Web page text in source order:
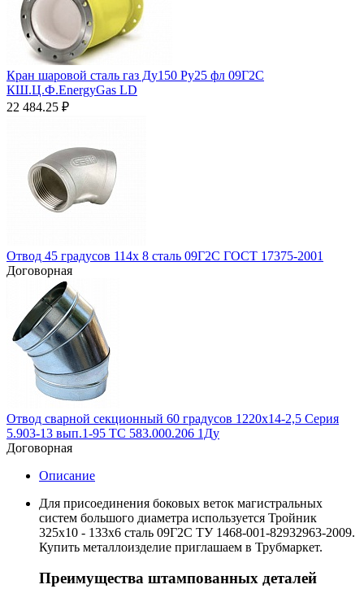
Кран шаровой сталь газ Ду150 Ру25 фл 09Г2С
КШ.Ц.Ф.EnergyGas LD
22 484.25 ₽
Отвод 45 градусов 114х 8 сталь 09Г2С ГОСТ 17375-2001
Договорная
Отвод сварной секционный 60 градусов 1220х14-2,5 Серия
5.903-13 вып.1-95 ТС 583.000.206 1Ду
Договорная
Описание
Для присоединения боковых веток магистральных
систем большого диаметра используется Тройник
325х10 - 133х6 сталь 09Г2С ТУ 1468-001-82932963-2009.
Купить металлоизделие приглашаем в Трубмаркет.
Преимущества штампованных деталей